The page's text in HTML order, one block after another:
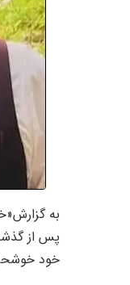
به
پس از
خود